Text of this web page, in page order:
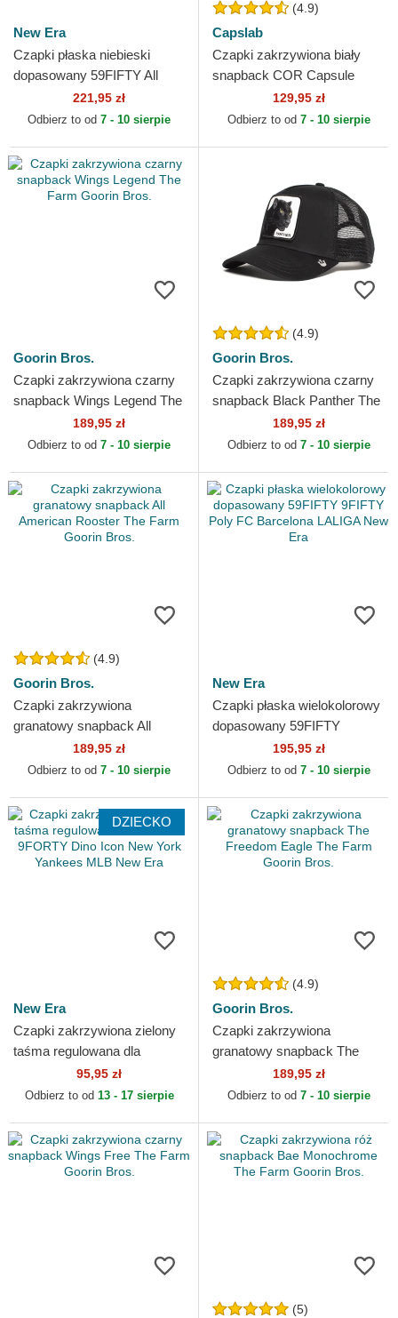
New Era
Czapki płaska niebieski
dopasowany 59FIFTY All
Star Game Los Angeles
Dodgers MLB New Era
221,95 zł
Odbierz to od 7 - 10 sierpie
(4.9)
Capslab
Czapki zakrzywiona biały
snapback COR Capsule
Corporation Dragon Ball
Capslab
129,95 zł
Odbierz to od 7 - 10 sierpie
Goorin Bros.
Czapki zakrzywiona czarny
snapback Wings Legend The
Farm Goorin Bros.
189,95 zł
Odbierz to od 7 - 10 sierpie
(4.9)
Goorin Bros.
Czapki zakrzywiona czarny
snapback Black Panther The
Farm Goorin Bros.
189,95 zł
Odbierz to od 7 - 10 sierpie
(4.9)
Goorin Bros.
Czapki zakrzywiona
granatowy snapback All
American Rooster The Farm
Goorin Bros.
189,95 zł
Odbierz to od 7 - 10 sierpie
New Era
Czapki płaska wielokolorowy
dopasowany 59FIFTY
9FIFTY Poly FC Barcelona
LALIGA New Era
195,95 zł
Odbierz to od 7 - 10 sierpie
DZIECKO
New Era
Czapki zakrzywiona zielony
taśma regulowana dla
dziecka 9FORTY Dino Icon
New York Yankees MLB
95,95 zł
Odbierz to od 13 - 17 sierpie
(4.9)
Goorin Bros.
Czapki zakrzywiona
granatowy snapback The
Freedom Eagle The Farm
Goorin Bros.
189,95 zł
Odbierz to od 7 - 10 sierpie
(5)